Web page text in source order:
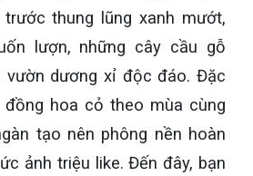
thung lũng xanh mướt,
lượn, những cây cầu gỗ
vườn dương xỉ độc đáo. Đặc
đồng hoa cỏ theo mùa cùng
tạo nên phông nền hoàn
ảnh triệu like. Đến đây, bạn